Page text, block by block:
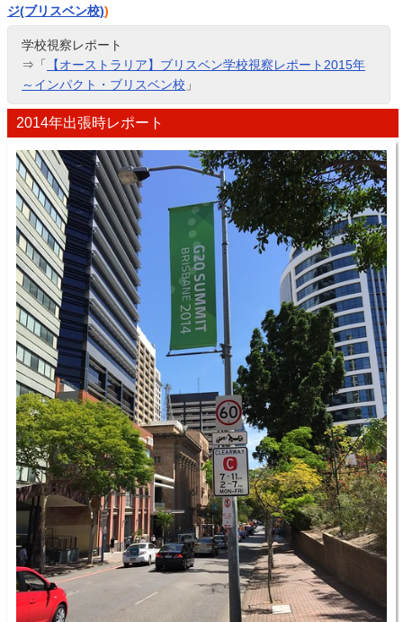
ジ(ブリスベン校))
学校視察レポート
⇒「
【オーストラリア】ブリスベン学校視察レポート2015年
～インパクト・ブリスベン校 」
2014年出張時レポート